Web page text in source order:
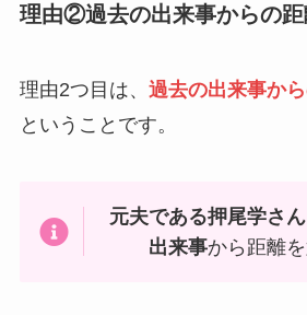
理由②過去の出来事からの
理由2つ目は、 過去の出来事か
ということです。
元夫である押尾学さ
出来事から距離